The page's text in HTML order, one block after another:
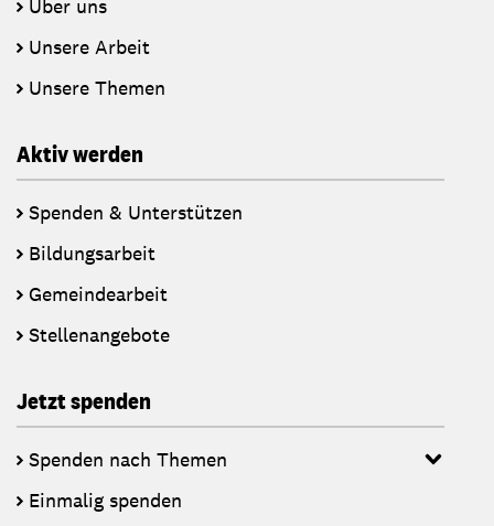
Über uns
Unsere Arbeit
Unsere Themen
Aktiv werden
Spenden & Unterstützen
Bildungsarbeit
Gemeindearbeit
Stellenangebote
Jetzt spenden
Spenden nach Themen
Einmalig spenden